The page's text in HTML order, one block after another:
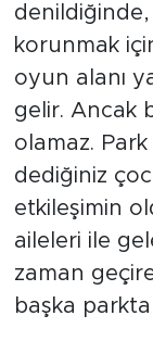
denildiğinde,
korunmak
oyun alanı
gelir. Ancak
olamaz. Park
dediğiniz
etkileşimin
aileleri ile
zaman
başka